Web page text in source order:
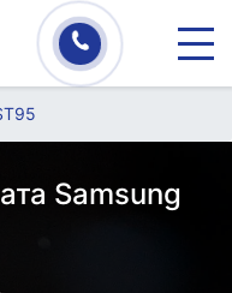
Samsung